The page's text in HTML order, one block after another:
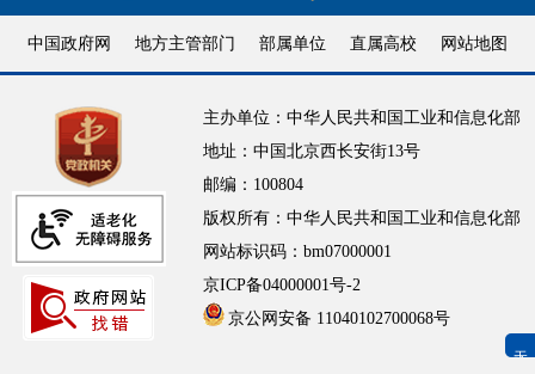
无障碍浏览
中国政府网 地方主管部门 部属单位 直属高校 网站地图
主办单位：中华人民共和国工业和信息化部
地址：中国北京西长安街13号
邮编：100804
版权所有：中华人民共和国工业和信息化部
网站标识码：bm07000001
京ICP备04000001号-2
京公网安备 11040102700068号